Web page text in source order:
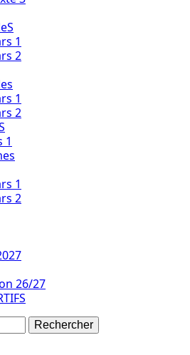
1
2
1
2
1
1
2
26/27